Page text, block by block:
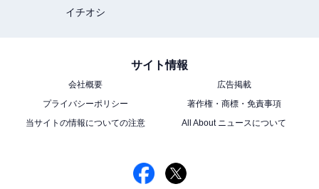
「M!LK」でイケメンだと思うメンバーランキン
イチオシ
サイト情報
会社概要
広告掲載
プライバシーポリシー
著作権・商標・免責事項
当サイトの情報についての注意
All About ニュースについて